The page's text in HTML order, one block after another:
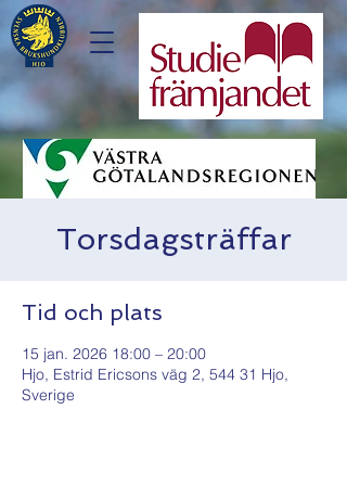
Torsdagsträffar
Tid och plats
15 jan. 2026 18:00 – 20:00
Hjo, Estrid Ericsons väg 2, 544 31 Hjo,
Sverige